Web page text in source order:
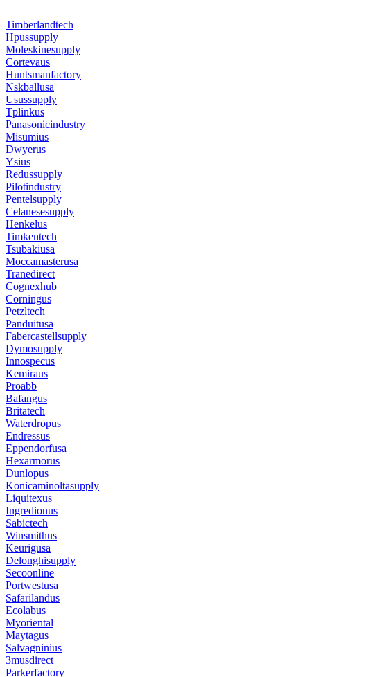
Timberlandtech
Hpussupply
Moleskinesupply
Cortevaus
Huntsmanfactory
Nskballusa
Usussupply
Tplinkus
Panasonicindustry
Misumius
Dwyerus
Ysius
Redussupply
Pilotindustry
Pentelsupply
Celanesesupply
Henkelus
Timkentech
Tsubakiusa
Moccamasterusa
Tranedirect
Cognexhub
Corningus
Petzltech
Panduitusa
Fabercastellsupply
Dymosupply
Innospecus
Kemiraus
Proabb
Bafangus
Britatech
Waterdropus
Endressus
Eppendorfusa
Hexarmorus
Dunlopus
Konicaminoltasupply
Liquitexus
Ingredionus
Sabictech
Winsmithus
Keurigusa
Delonghisupply
Secoonline
Portwestusa
Safarilandus
Ecolabus
Myoriental
Maytagus
Salvagninius
3musdirect
Parkerfactory